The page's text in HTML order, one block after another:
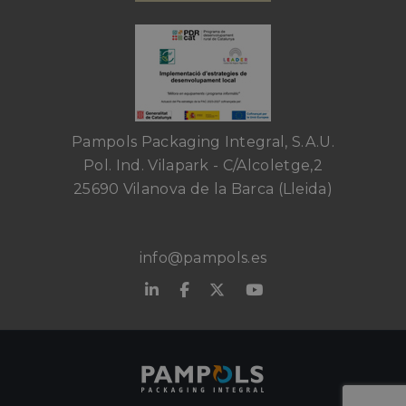
Pampols Packaging Integral, S.A.U.
Pol. Ind. Vilapark - C/Alcoletge,2
25690 Vilanova de la Barca (Lleida)
info@pampols.es